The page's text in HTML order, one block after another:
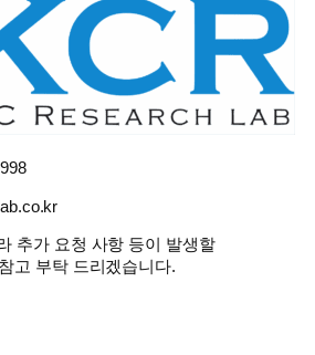
추가 요청 사항 등이 발생할
고 부탁 드리겠습니다.